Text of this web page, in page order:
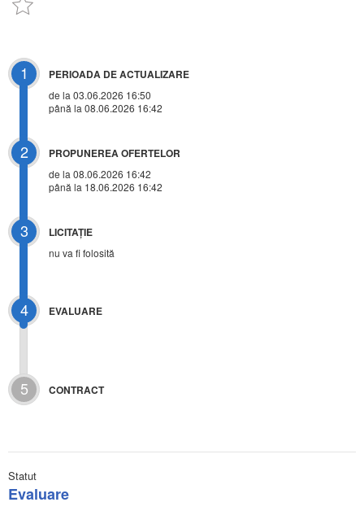
1 PERIOADA DE ACTUALIZARE
de la 03.06.2026 16:50
până la 08.06.2026 16:42
2 PROPUNEREA OFERTELOR
de la 08.06.2026 16:42
până la 18.06.2026 16:42
3 LICITAŢIE
nu va fi folosită
4 EVALUARE
5 CONTRACT
Statut
Evaluare